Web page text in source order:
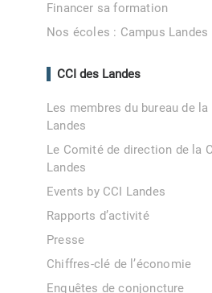
Financer sa formation
Nos écoles : Campus Landes
CCI des Landes
Les membres du bureau de la
Landes
Le Comité de direction de la
Landes
Events by CCI Landes
Rapports d’activité
Presse
Chiffres-clé de l’économie
Enquêtes de conjoncture